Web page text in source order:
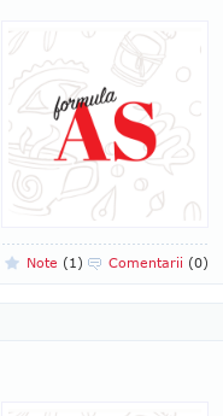
Note (1) Comentarii (0)